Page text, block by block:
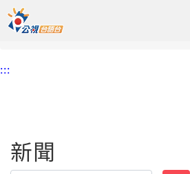
中央內容區塊
頭頁
:::
新聞